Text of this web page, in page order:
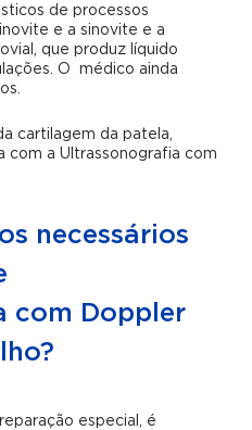
de processos
e a sinovite e a
que produz líquido
O médico ainda
cartilagem da patela,
com a Ultrassonografia com
necessários
com Doppler
especial, é